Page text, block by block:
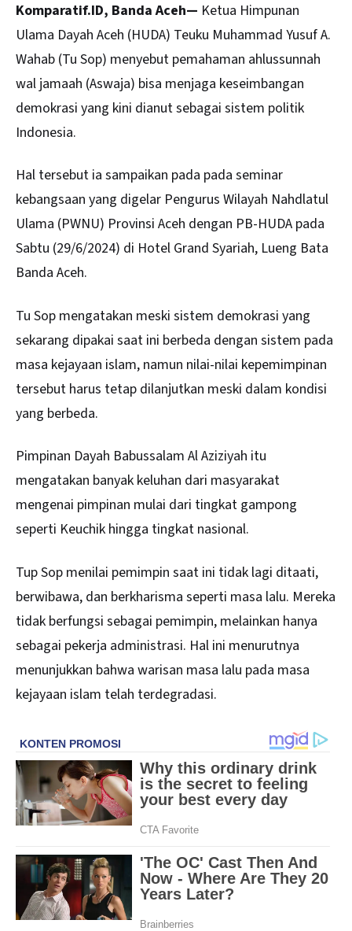
Komparatif.ID, Banda Aceh— Ketua Himpunan
Ulama Dayah Aceh (HUDA) Teuku Muhammad Yusuf A.
Wahab (Tu Sop) menyebut pemahaman ahlussunnah
wal jamaah (Aswaja) bisa menjaga keseimbangan
demokrasi yang kini dianut sebagai sistem politik
Indonesia.
Hal tersebut ia sampaikan pada pada seminar
kebangsaan yang digelar Pengurus Wilayah Nahdlatul
Ulama (PWNU) Provinsi Aceh dengan PB-HUDA pada
Sabtu (29/6/2024) di Hotel Grand Syariah, Lueng Bata
Banda Aceh.
Tu Sop mengatakan meski sistem demokrasi yang
sekarang dipakai saat ini berbeda dengan sistem pada
masa kejayaan islam, namun nilai-nilai kepemimpinan
tersebut harus tetap dilanjutkan meski dalam kondisi
yang berbeda.
Pimpinan Dayah Babussalam Al Aziziyah itu
mengatakan banyak keluhan dari masyarakat
mengenai pimpinan mulai dari tingkat gampong
seperti Keuchik hingga tingkat nasional.
Tup Sop menilai pemimpin saat ini tidak lagi ditaati,
berwibawa, dan berkharisma seperti masa lalu. Mereka
tidak berfungsi sebagai pemimpin, melainkan hanya
sebagai pekerja administrasi. Hal ini menurutnya
menunjukkan bahwa warisan masa lalu pada masa
kejayaan islam telah terdegradasi.